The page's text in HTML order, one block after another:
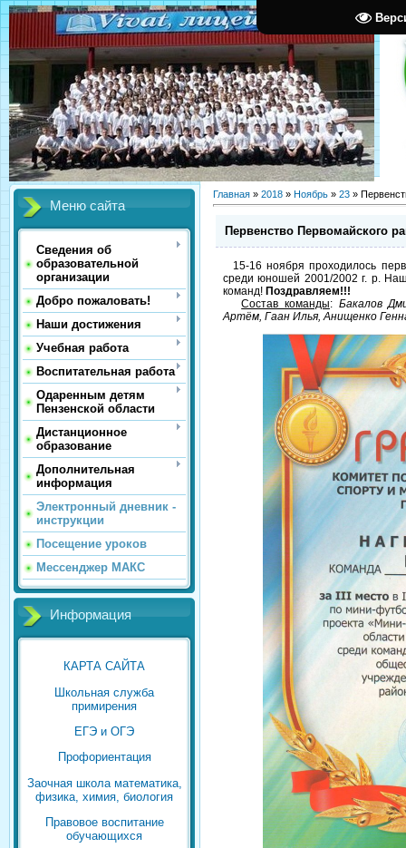
Меню сайта
Сведения об
образовательной
организации
Добро пожаловать!
Наши достижения
Учебная работа
Воспитательная работа
Одаренным детям
Пензенской области
Дистанционное
образование
Дополнительная
информация
Электронный дневник -
инструкции
Посещение уроков
Мессенджер МАКС
Информация
КАРТА САЙТА
Школьная служба
примирения
ЕГЭ и ОГЭ
Профориентация
Заочная школа математика,
физика, химия, биология
Правовое воспитание
обучающихся
Главная » 2018 » Ноябрь » 23 »
Первенство Первомайского
15-16 ноября проходилось
среди юношей 2001/2002 г. р.
команд! Поздравляем!!!
Состав команды: Бакалов
Артём, Гаан Илья, Анищенко